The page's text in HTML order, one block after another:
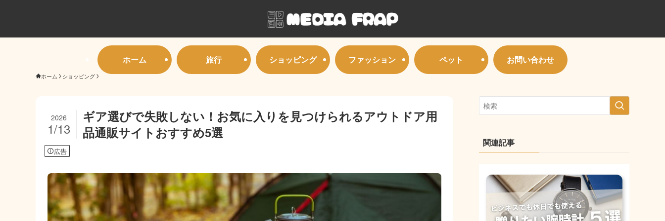
ホーム 旅行 ショッピング ファッション ペット お問い合わせ
ホーム ショッピング
ギア選びで失敗しない！お気に入りを見つけられるアウトドア用
品通販サイトおすすめ5選
2026
1/13
広告
関連記事